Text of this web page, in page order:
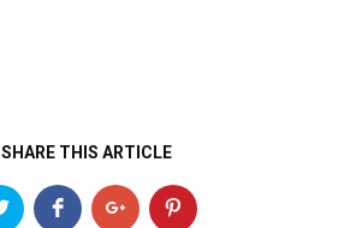
SHARE THIS ARTICLE